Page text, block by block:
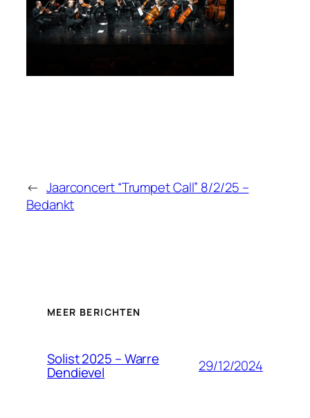
← Jaarconcert “Trumpet Call” 8/2/25 –
Bedankt
MEER BERICHTEN
Solist 2025 – Warre
Dendievel 29/12/2024